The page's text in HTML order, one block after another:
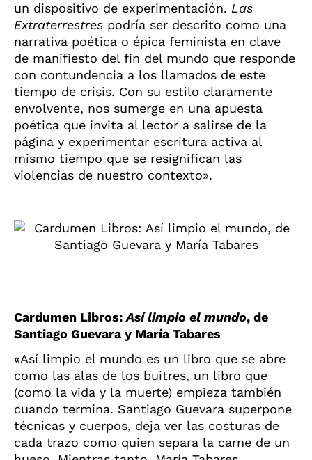
un dispositivo de experimentación. Las
Extraterrestres podría ser descrito como una
narrativa poética o épica feminista en clave
de manifiesto del fin del mundo que responde
con contundencia a los llamados de este
tiempo de crisis. Con su estilo claramente
envolvente, nos sumerge en una apuesta
poética que invita al lector a salirse de la
página y experimentar escritura activa al
mismo tiempo que se resignifican las
violencias de nuestro contexto».
Cardumen Libros: Así limpio el mundo, de
Santiago Guevara y María Tabares
«Así limpio el mundo es un libro que se abre
como las alas de los buitres, un libro que
(como la vida y la muerte) empieza también
cuando termina. Santiago Guevara superpone
técnicas y cuerpos, deja ver las costuras de
cada trazo como quien separa la carne de un